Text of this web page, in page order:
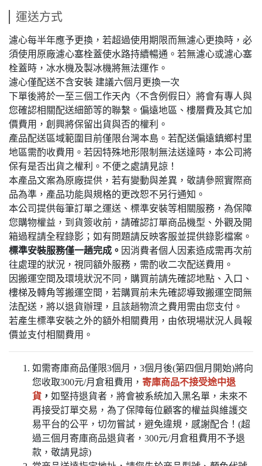
運送方式
濾心每半年應予更換，若超過使用期限而無濾心更換時，必
須使用原廠濾心塞栓蓋使水路持續暢通。若無濾心或濾心塞
栓蓋時，冰水機及製冰機將無法運作。
濾心僅配送不含安裝 建議六個月更換一次
下單後將於一至三個工作天內〈不含例假日〉將會有專人與
您確認相關配送細節等的聯繫。偏遠地區、樓層費及其它加
價費用，創興將保留出貨與否的權利。
產品配送區域範圍目前僅限台灣本島。若配送偏遠鎮鄉村里
地區需酌收費用。若因特殊地形限制無法送達時，本公司將
保有是否出貨之權利。不便之處請見諒！
本產品文案為原廠提供，若有變動與差異，敬請參照實際商
品為準，產品功能與規格的更改恕不另行通知。
本公司提供每筆訂單之運送、標準安裝等相關服務，為保障
您購物權益，到貨簽收前，請確認訂單商品機型、外觀及開
箱過程請全程錄影；如有問題請反映客服並提供錄影檔案。
標準安裝服務僅一趟完成。 因消費者個人因素造成需再次前
往處理的狀況，視同額外服務，需酌收二次配送費用。
因搬運空間及環境狀況不同，購買前請先確認地點、入口、
樓梯及轉角等搬運空間，若購買前未先確認導致搬運空間無
法配送，將以退貨辦理，且該趟物流之費用需由您支付。
若產生標準安裝之外的額外相關費用，由依現場狀況人員報
價並支付相關費用。
如需寄庫商品僅限3個月，3個月後(第四個月開始)將向
您收取300元/月倉租費用， 寄庫商品不接受途中退
貨 ， 如堅持退貨者，將會被系統加入黑名單，未來不
再接受訂單交易，為了保障每位顧客的權益與維護交
易平台的公平，切勿嘗試，避免違規，感謝配合！(超
過三個月寄庫商品退貨者，300元/月倉租費用不予退
款，敬請見諒)